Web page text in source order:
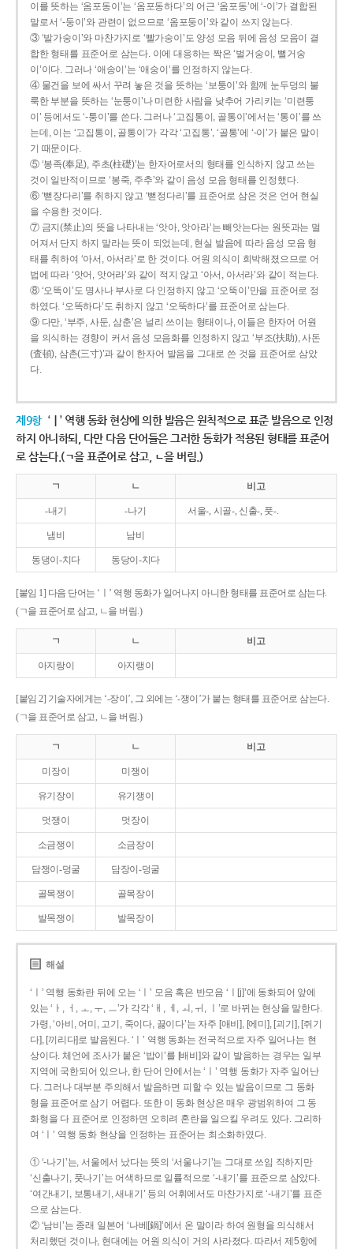
이를 뜻하는 ‘옴포동이’는 ‘옴포동하다’의 어근 ‘옴포동’에 ‘-이’가 결합된
말로서 ‘-둥이’와 관련이 없으므로 ‘옴포둥이’와 같이 쓰지 않는다.
③ ‘발가숭이’와 마찬가지로 ‘빨가숭이’도 양성 모음 뒤에 음성 모음이 결
합한 형태를 표준어로 삼는다. 이에 대응하는 짝은 ‘벌거숭이, 뻘거숭
이’이다. 그러나 ‘애송이’는 ‘애숭이’를 인정하지 않는다.
④ 물건을 보에 싸서 꾸려 놓은 것을 뜻하는 ‘보퉁이’와 함께 눈두덩의 불
룩한 부분을 뜻하는 ‘눈퉁이’나 미련한 사람을 낮추어 가리키는 ‘미련퉁
이’ 등에서도 ‘-퉁이’를 쓴다. 그러나 ‘고집통이, 골통이’에서는 ‘통이’를 쓰
는데, 이는 ‘고집통이, 골통이’가 각각 ‘고집통’, ‘골통’에 ‘-이’가 붙은 말이
기 때문이다.
⑤ ‘봉족(奉足), 주초(柱礎)’는 한자어로서의 형태를 인식하지 않고 쓰는
것이 일반적이므로 ‘봉죽, 주추’와 같이 음성 모음 형태를 인정했다.
⑥ ‘뻗장다리’를 취하지 않고 ‘뻗정다리’를 표준어로 삼은 것은 언어 현실
을 수용한 것이다.
⑦ 금지(禁止)의 뜻을 나타내는 ‘앗아, 앗아라’는 빼앗는다는 원뜻과는 멀
어져서 단지 하지 말라는 뜻이 되었는데, 현실 발음에 따라 음성 모음 형
태를 취하여 ‘아서, 아서라’로 한 것이다. 어원 의식이 희박해졌으므로 어
법에 따라 ‘앗어, 앗어라’와 같이 적지 않고 ‘아서, 아서라’와 같이 적는다.
⑧ ‘오똑이’도 명사나 부사로 다 인정하지 않고 ‘오뚝이’만을 표준어로 정
하였다. ‘오똑하다’도 취하지 않고 ‘오뚝하다’를 표준어로 삼는다.
⑨ 다만, ‘부주, 사둔, 삼춘’은 널리 쓰이는 형태이나, 이들은 한자어 어원
을 의식하는 경향이 커서 음성 모음화를 인정하지 않고 ‘부조(扶助), 사돈
(査頓), 삼촌(三寸)’과 같이 한자어 발음을 그대로 쓴 것을 표준어로 삼았
다.
제9항 ‘ㅣ’ 역행 동화 현상에 의한 발음은 원칙적으로 표준 발음으로 인정
하지 아니하되, 다만 다음 단어들은 그러한 동화가 적용된 형태를 표준어
로 삼는다.(ㄱ을 표준어로 삼고, ㄴ을 버림.)
ㄱ ㄴ 비고
-내기 -나기 서울-, 시골-, 신출-, 풋-.
냄비 남비
동댕이-치다 동당이-치다
[붙임 1] 다음 단어는 ‘ㅣ’ 역행 동화가 일어나지 아니한 형태를 표준어로 삼는다.
(ㄱ을 표준어로 삼고, ㄴ을 버림.)
ㄱ ㄴ 비고
아지랑이 아지랭이
[붙임 2] 기술자에게는 ‘-장이’, 그 외에는 ‘-쟁이’가 붙는 형태를 표준어로 삼는다.
(ㄱ을 표준어로 삼고, ㄴ을 버림.)
ㄱ ㄴ 비고
미장이 미쟁이
유기장이 유기쟁이
멋쟁이 멋장이
소금쟁이 소금장이
담쟁이-덩굴 담장이-덩굴
골목쟁이 골목장이
발목쟁이 발목장이
해설
‘ㅣ’ 역행 동화란 뒤에 오는 ‘ㅣ’ 모음 혹은 반모음 ‘ㅣ[j]’에 동화되어 앞에
있는 ‘ㅏ, ㅓ, ㅗ, ㅜ, ㅡ’가 각각 ‘ㅐ, ㅔ, ㅚ, ㅟ, ㅣ’로 바뀌는 현상을 말한다.
가령, ‘아비, 어미, 고기, 죽이다, 끓이다’는 자주 [애비], [에미], [괴기], [쥐기
다], [끼리다]로 발음된다. ‘ㅣ’ 역행 동화는 전국적으로 자주 일어나는 현
상이다. 체언에 조사가 붙은 ‘밥이’를 [배비]와 같이 발음하는 경우는 일부
지역에 국한되어 있으나, 한 단어 안에서는 ‘ㅣ’ 역행 동화가 자주 일어난
다. 그러나 대부분 주의해서 발음하면 피할 수 있는 발음이므로 그 동화
형을 표준어로 삼기 어렵다. 또한 이 동화 현상은 매우 광범위하여 그 동
화형을 다 표준어로 인정하면 오히려 혼란을 일으킬 우려도 있다. 그리하
여 ‘ㅣ’ 역행 동화 현상을 인정하는 표준어는 최소화하였다.
① ‘-나기’는, 서울에서 났다는 뜻의 ‘서울나기’는 그대로 쓰임 직하지만
‘신출나기, 풋나기’는 어색하므로 일률적으로 ‘-내기’를 표준으로 삼았다.
‘여간내기, 보통내기, 새내기’ 등의 어휘에서도 마찬가지로 ‘-내기’를 표준
으로 삼는다.
② ‘남비’는 종래 일본어 ‘나베[鍋]’에서 온 말이라 하여 원형을 의식해서
처리했던 것이나, 현대에는 어원 의식이 거의 사라졌다. 따라서 제5항에